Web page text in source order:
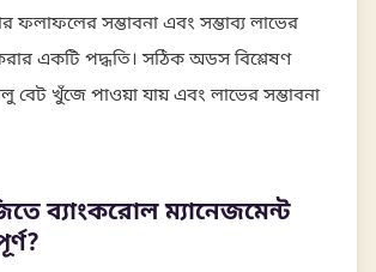
সম্ভাবনা এবং সম্ভাব্য লাভের
একটি পদ্ধতি। সঠিক অডস বিশ্লেষণ
বেট খুঁজে পাওয়া যায় এবং লাভের সম্ভাবনা
ব্যাংকরোল ম্যানেজমেন্ট